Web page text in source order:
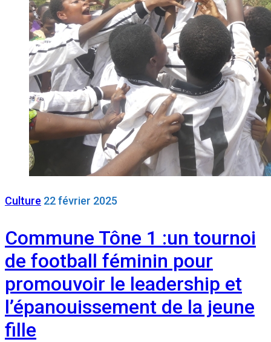
Culture 22 février 2025
Commune Tône 1 :un tournoi
de football féminin pour
promouvoir le leadership et
l’épanouissement de la jeune
fille